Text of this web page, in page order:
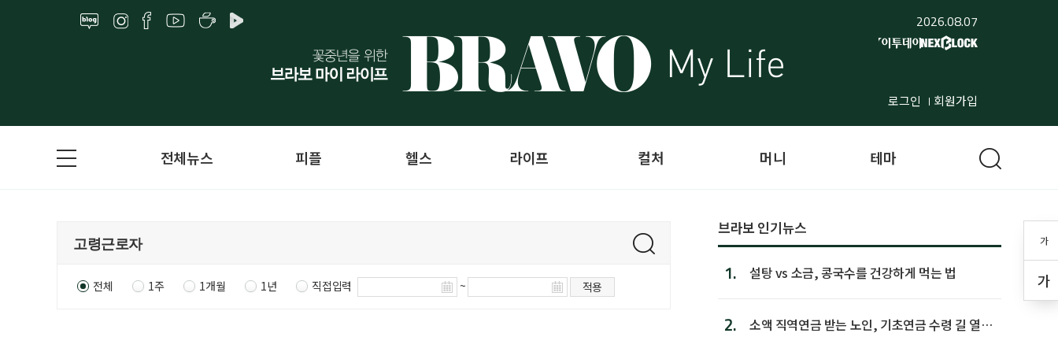
2026.08.07
로그인 회원가입
가
가
전체뉴스 피플 헬스 라이프 컬처 머니 테마
전체 1주 1개월 1년 직접입력 ~ 적용
브라보 인기뉴스
1. 설탕 vs 소금, 콩국수를 건강하게 먹는 법
2.
소액 직역연금 받는 노인, 기초연금 수령 길 열린